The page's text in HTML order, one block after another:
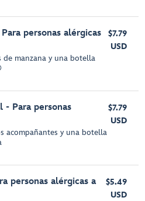
personas alérgicas
de manzana y una botella
$7.79
USD
- Para personas
acompañantes y una botella
$7.79
USD
personas alérgicas a
$5.49
USD